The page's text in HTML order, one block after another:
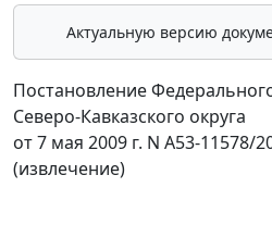
Актуальную версию
Постановление
Северо-Кавказского округа
от 7 мая 2009 г. N А53-11578/
(извлечение)